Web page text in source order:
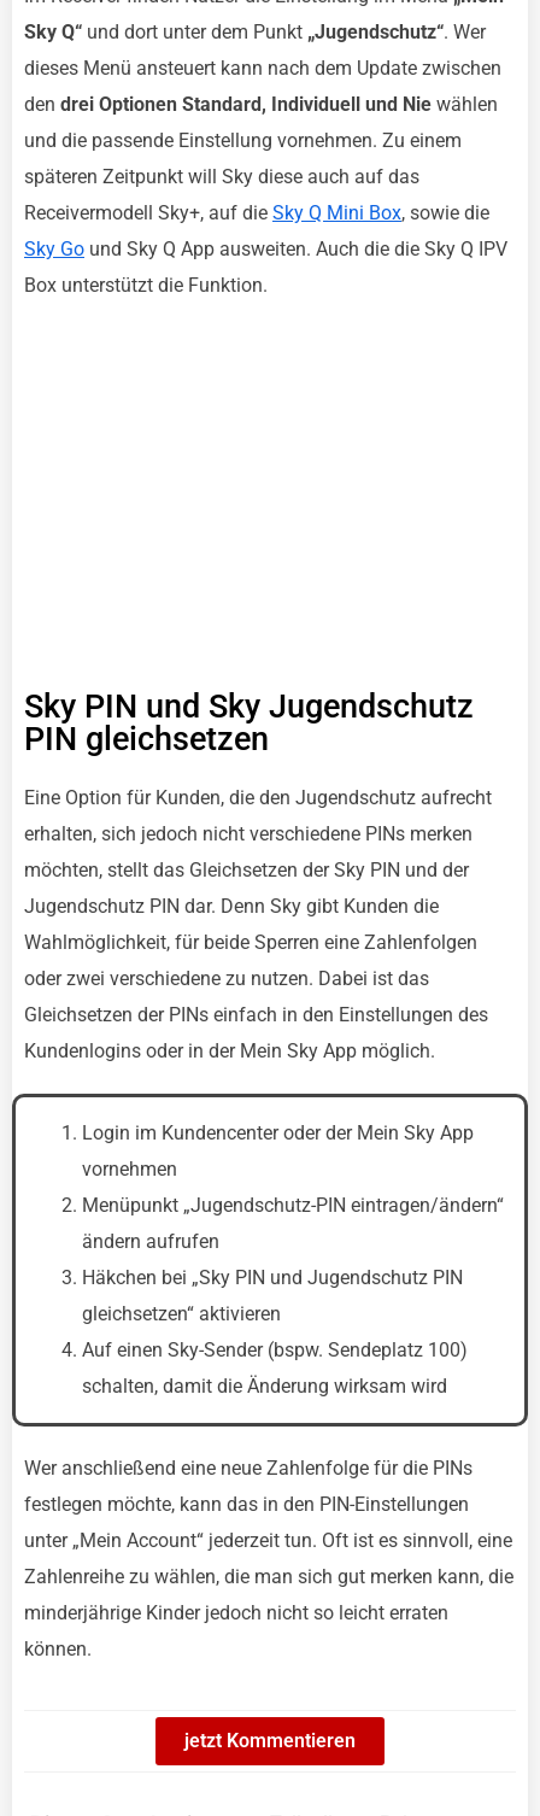
Sky Q“ und dort unter dem Punkt „Jugendschutz“. Wer
dieses Menü ansteuert kann nach dem Update zwischen
den drei Optionen Standard, Individuell und Nie wählen
und die passende Einstellung vornehmen. Zu einem
späteren Zeitpunkt will Sky diese auch auf das
Receivermodell Sky+, auf die Sky Q Mini Box, sowie die
Sky Go und Sky Q App ausweiten. Auch die die Sky Q IPV
Box unterstützt die Funktion.
Sky PIN und Sky Jugendschutz
PIN gleichsetzen
Eine Option für Kunden, die den Jugendschutz aufrecht
erhalten, sich jedoch nicht verschiedene PINs merken
möchten, stellt das Gleichsetzen der Sky PIN und der
Jugendschutz PIN dar. Denn Sky gibt Kunden die
Wahlmöglichkeit, für beide Sperren eine Zahlenfolgen
oder zwei verschiedene zu nutzen. Dabei ist das
Gleichsetzen der PINs einfach in den Einstellungen des
Kundenlogins oder in der Mein Sky App möglich.
Login im Kundencenter oder der Mein Sky App
vornehmen
Menüpunkt „Jugendschutz-PIN eintragen/ändern“
ändern aufrufen
Häkchen bei „Sky PIN und Jugendschutz PIN
gleichsetzen“ aktivieren
Auf einen Sky-Sender (bspw. Sendeplatz 100)
schalten, damit die Änderung wirksam wird
Wer anschließend eine neue Zahlenfolge für die PINs
festlegen möchte, kann das in den PIN-Einstellungen
unter „Mein Account“ jederzeit tun. Oft ist es sinnvoll, eine
Zahlenreihe zu wählen, die man sich gut merken kann, die
minderjährige Kinder jedoch nicht so leicht erraten
können.
jetzt Kommentieren